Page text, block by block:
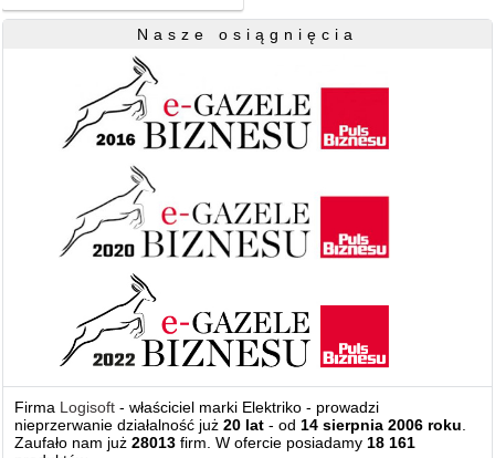
Nasze osiągnięcia
Firma Logisoft - właściciel marki Elektriko - prowadzi
nieprzerwanie działalność już20 lat - od14 sierpnia 2006 roku.
Zaufało nam już28013 firm. W ofercie posiadamy18 161